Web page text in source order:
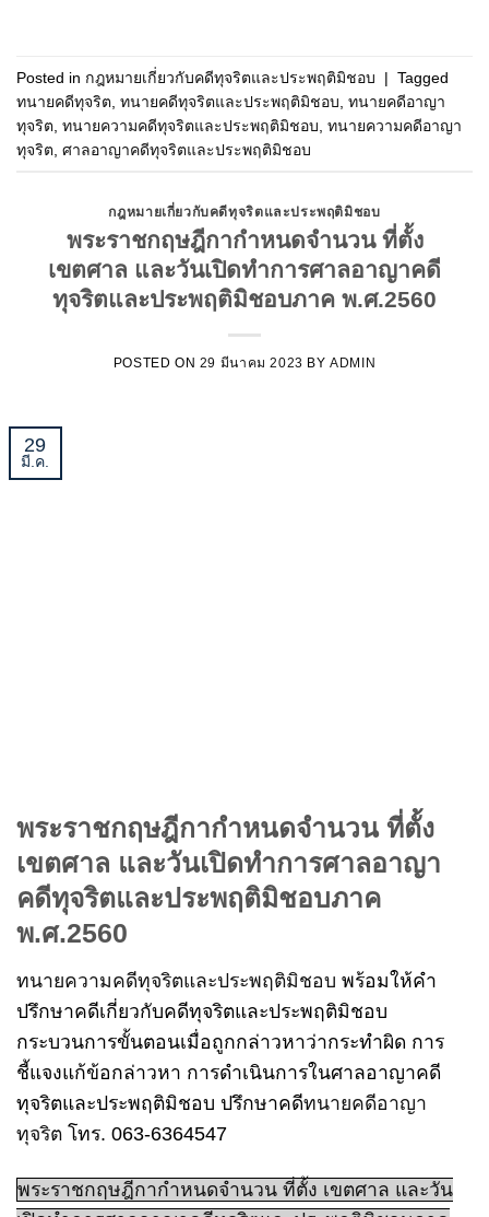
Posted in กฎหมายเกี่ยวกับคดีทุจริตและประพฤติมิชอบ | Tagged
ทนายคดีทุจริต ทนายคดีทุจริตและประพฤติมิชอบ ทนายคดีอาญา
ทุจริต ทนายความคดีทุจริตและประพฤติมิชอบ ทนายความคดีอาญา
ทุจริต ศาลอาญาคดีทุจริตและประพฤติมิชอบ
กฎหมายเกี่ยวกับคดีทุจริตและประพฤติมิชอบ
พระราชกฤษฎีกากำหนดจำนวน ที่ตั้ง
เขตศาล และวันเปิดทำการศาลอาญาคดี
ทุจริตและประพฤติมิชอบภาค พ.ศ.2560
POSTED ON 29 มีนาคม 2023 BYADMIN
29
มี.ค.
พระราชกฤษฎีกากำหนดจำนวน ที่ตั้ง
เขตศาล และวันเปิดทำการศาลอาญา
คดีทุจริตและประพฤติมิชอบภาค
พ.ศ.2560
ทนายความคดีทุจริตและประพฤติมิชอบ พร้อมให้คำ
ปรึกษาคดีเกี่ยวกับคดีทุจริตและประพฤติมิชอบ
กระบวนการขั้นตอนเมื่อถูกกล่าวหาว่ากระทำผิด การ
ชี้แจงแก้ข้อกล่าวหา การดำเนินการในศาลอาญาคดี
ทุจริตและประพฤติมิชอบ ปรึกษาคดีทนายคดีอาญา
ทุจริต โทร. 063-6364547
พระราชกฤษฎีกากำหนดจำนวน ที่ตั้ง เขตศาล และวัน